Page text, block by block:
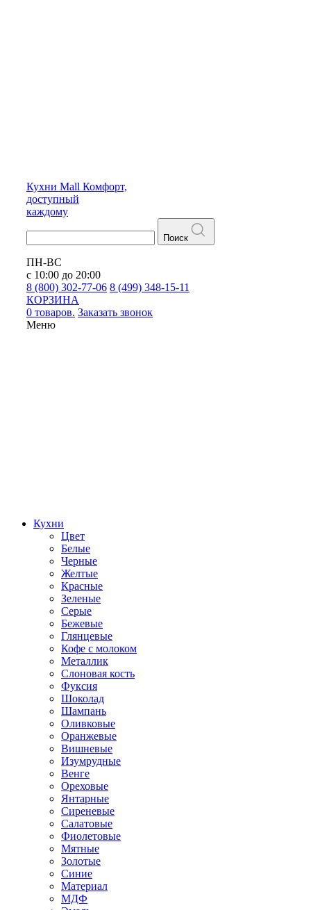
Кухни Mall Комфорт,
доступный
каждому
Поиск
ПН-ВС
с 10:00 до 20:00
8 (800) 302-77-06 8 (499) 348-15-11
КОРЗИНА
0 товаров. Заказать звонок
Меню
Кухни
Цвет
Белые
Черные
Желтые
Красные
Зеленые
Серые
Бежевые
Глянцевые
Кофе с молоком
Металлик
Слоновая кость
Фуксия
Шоколад
Шампань
Оливковые
Оранжевые
Вишневые
Изумрудные
Венге
Ореховые
Янтарные
Сиреневые
Салатовые
Фиолетовые
Мятные
Золотые
Синие
Материал
МДФ